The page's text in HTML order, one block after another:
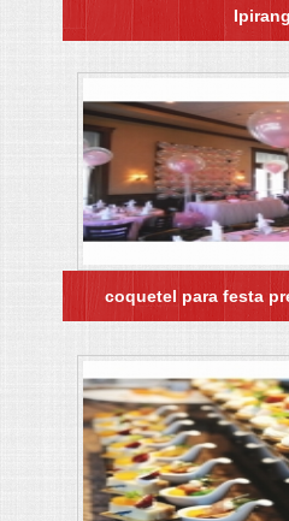
coquetel para festa